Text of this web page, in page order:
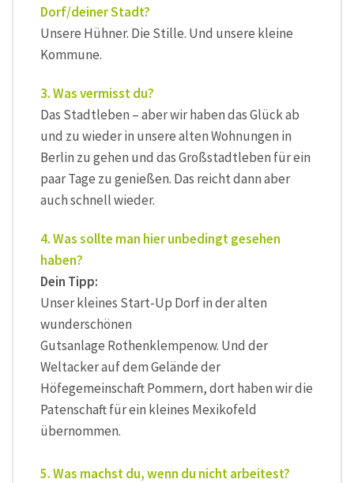
Dorf/deiner Stadt?
Unsere Hühner. Die Stille. Und unsere kleine
Kommune.
3. Was vermisst du?
Das Stadtleben – aber wir haben das Glück ab
und zu wieder in unsere alten Wohnungen in
Berlin zu gehen und das Großstadtleben für ein
paar Tage zu genießen. Das reicht dann aber
auch schnell wieder.
4. Was sollte man hier unbedingt gesehen
haben?
Dein Tipp:
Unser kleines Start-Up Dorf in der alten
wunderschönen
Gutsanlage Rothenklempenow. Und der
Weltacker auf dem Gelände der
Höfegemeinschaft Pommern, dort haben wir die
Patenschaft für ein kleines Mexikofeld
übernommen.
5. Was machst du, wenn du nicht arbeitest?